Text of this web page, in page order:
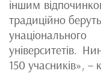
іншим
традиційно
університетів.
150 учасників»,